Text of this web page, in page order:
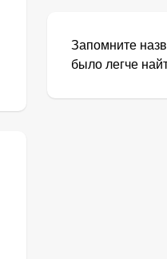
Запомните
было легче